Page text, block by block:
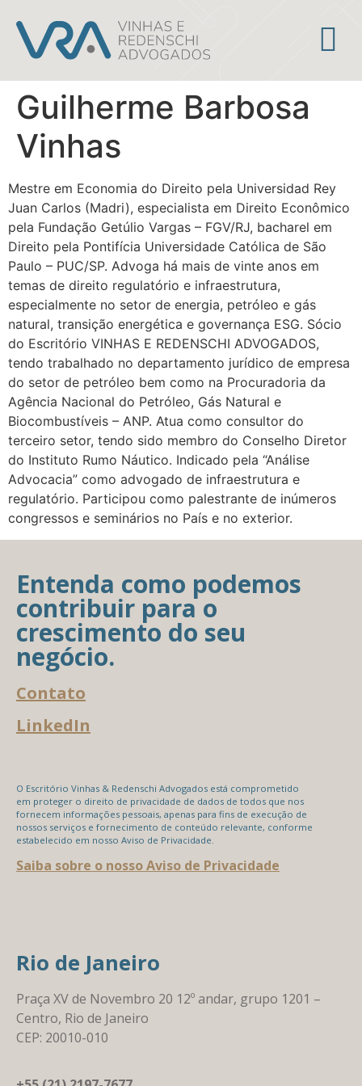
Guilherme Barbosa
Vinhas
Mestre em Economia do Direito pela Universidad Rey
Juan Carlos (Madri), especialista em Direito Econômico
pela Fundação Getúlio Vargas – FGV/RJ, bacharel em
Direito pela Pontifícia Universidade Católica de São
Paulo – PUC/SP. Advoga há mais de vinte anos em
temas de direito regulatório e infraestrutura,
especialmente no setor de energia, petróleo e gás
natural, transição energética e governança ESG. Sócio
do Escritório VINHAS E REDENSCHI ADVOGADOS,
tendo trabalhado no departamento jurídico de empresa
do setor de petróleo bem como na Procuradoria da
Agência Nacional do Petróleo, Gás Natural e
Biocombustíveis – ANP. Atua como consultor do
terceiro setor, tendo sido membro do Conselho Diretor
do Instituto Rumo Náutico. Indicado pela “Análise
Advocacia” como advogado de infraestrutura e
regulatório. Participou como palestrante de inúmeros
congressos e seminários no País e no exterior.
Entenda como podemos
contribuir para o
crescimento do seu
negócio.
Contato
LinkedIn
O Escritório Vinhas & Redenschi Advogados está comprometido
em proteger o direito de privacidade de dados de todos que nos
fornecem informações pessoais, apenas para fins de execução de
nossos serviços e fornecimento de conteúdo relevante, conforme
estabelecido em nosso Aviso de Privacidade.
Saiba sobre o nosso Aviso de Privacidade
Rio de Janeiro
Praça XV de Novembro 20 12º andar, grupo 1201 –
Centro, Rio de Janeiro
CEP: 20010-010